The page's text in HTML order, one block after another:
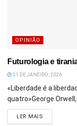
OPINIÃO
Futurologia e
31 DE JANEIRO, 2026
«Liberdade é a
quatro»George
LER MAIS